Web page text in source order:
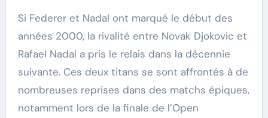
Si Federer et Nadal ont marqué le début des
années 2000, la rivalité entre Novak Djokovic et
Rafael Nadal a pris le relais dans la décennie
suivante. Ces deux titans se sont affrontés à de
nombreuses reprises dans des matchs épiques,
notamment lors de la finale de l’Open